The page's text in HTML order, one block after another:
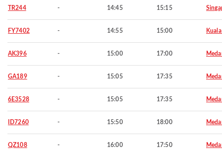
TR244 - 14:45 15:15
FY7402 - 14:55 15:00
AK396 - 15:00 17:00
GA189 - 15:05 17:35
6E3528 - 15:05 17:35
ID7260 - 15:50 18:00
QZ108 - 16:00 17:50